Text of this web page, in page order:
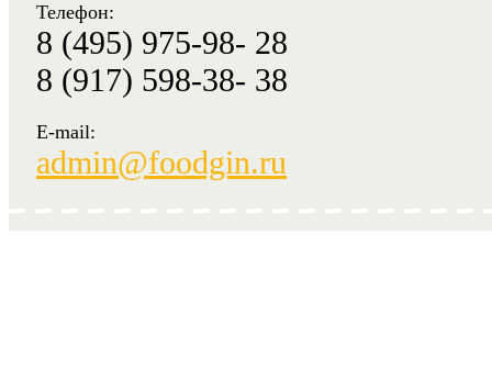
Телефон:
8 (495) 975-98- 28
8 (917) 598-38- 38
E-mail:
admin@foodgin.ru